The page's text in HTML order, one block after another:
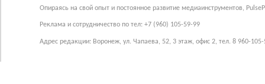
Опираясь на свой опыт и постоянное развитие медиаинструментов,
Реклама и сотрудничество по тел: +7 (960) 105-59-99
Адрес редакции: Воронеж, ул. Чапаева, 52, 3 этаж, офис 2, тел. 8 960-